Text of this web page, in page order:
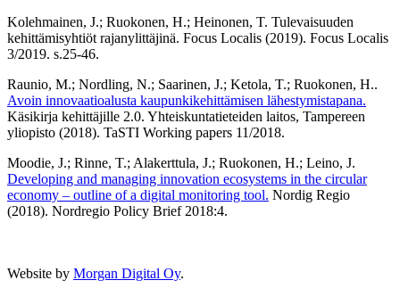
Kolehmainen, J.; Ruokonen, H.; Heinonen, T. Tulevaisuuden
kehittämisyhtiöt rajanylittäjinä. Focus Localis (2019). Focus Localis
3/2019. s.25-46.
Raunio, M.; Nordling, N.; Saarinen, J.; Ketola, T.; Ruokonen, H..
Avoin innovaatioalusta kaupunkikehittämisen lähestymistapana.
Käsikirja kehittäjille 2.0. Yhteiskuntatieteiden laitos, Tampereen
yliopisto (2018). TaSTI Working papers 11/2018.
Moodie, J.; Rinne, T.; Alakerttula, J.; Ruokonen, H.; Leino, J.
Developing and managing innovation ecosystems in the circular
economy – outline of a digital monitoring tool. Nordig Regio
(2018). Nordregio Policy Brief 2018:4.
Website by Morgan Digital Oy.